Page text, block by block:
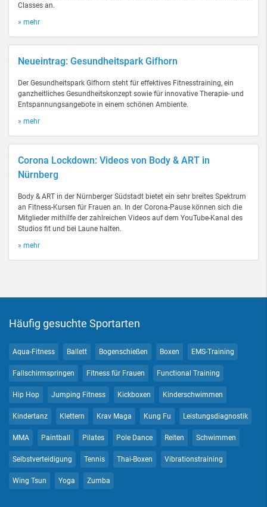
Classes an.
» mehr
Neueintrag: Gesundheitspark Gifhorn
Der Gesundheitspark Gifhorn steht für effektives Fitnesstraining, ein
ganzheitliches Gesundheitskonzept sowie für innovative Therapie- und
Entspannungsangebote in einem schönen Ambiente.
» mehr
Corona Lockdown: Videos von Body & ART in
Nürnberg
Body & ART in der Nürnberger Südstadt bietet ein sehr breites Spektrum
an Fitness-Kursen für Frauen an. In der Corona-Pause können sich die
Mitglieder mithilfe der zahlreichen Videos auf dem YouTube-Kanal des
Studios fit und bei Laune halten.
» mehr
Häufig gesuchte Sportarten
Aqua-Fitness Ballett Bogenschießen Boxen EMS-Training
Fallschirmspringen Fitness für Frauen Functional Training
Hip Hop Jumping Fitness Kickboxen Kinderschwimmen
Kindertanz Klettern Krav Maga Kung Fu Leistungsdiagnostik
MMA Paintball Pilates Pole Dance Reiten Schwimmen
Selbstverteidigung Tennis Thai-Boxen Vibrationstraining
Wing Tsun Yoga Zumba